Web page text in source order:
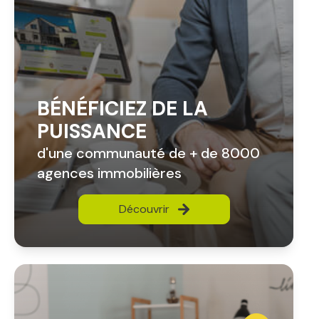
BÉNÉFICIEZ DE LA
PUISSANCE
d'une communauté de + de 8000
agences immobilières
Découvrir